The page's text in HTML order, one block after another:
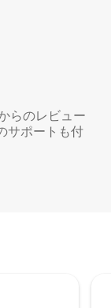
らのレビュー
サポートも付